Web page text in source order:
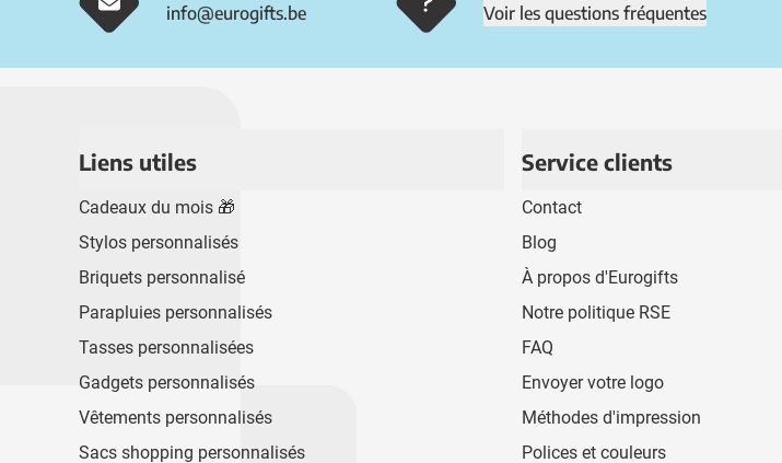
info@eurogifts.be Voir les questions fréquentes
Liens utiles
Cadeaux du mois 🎁
Stylos personnalisés
Briquets personnalisé
Parapluies personnalisés
Tasses personnalisées
Gadgets personnalisés
Vêtements personnalisés
Sacs shopping personnalisés
Service clients
Contact
Blog
À propos d'Eurogifts
Notre politique RSE
FAQ
Envoyer votre logo
Méthodes d'impression
Polices et couleurs